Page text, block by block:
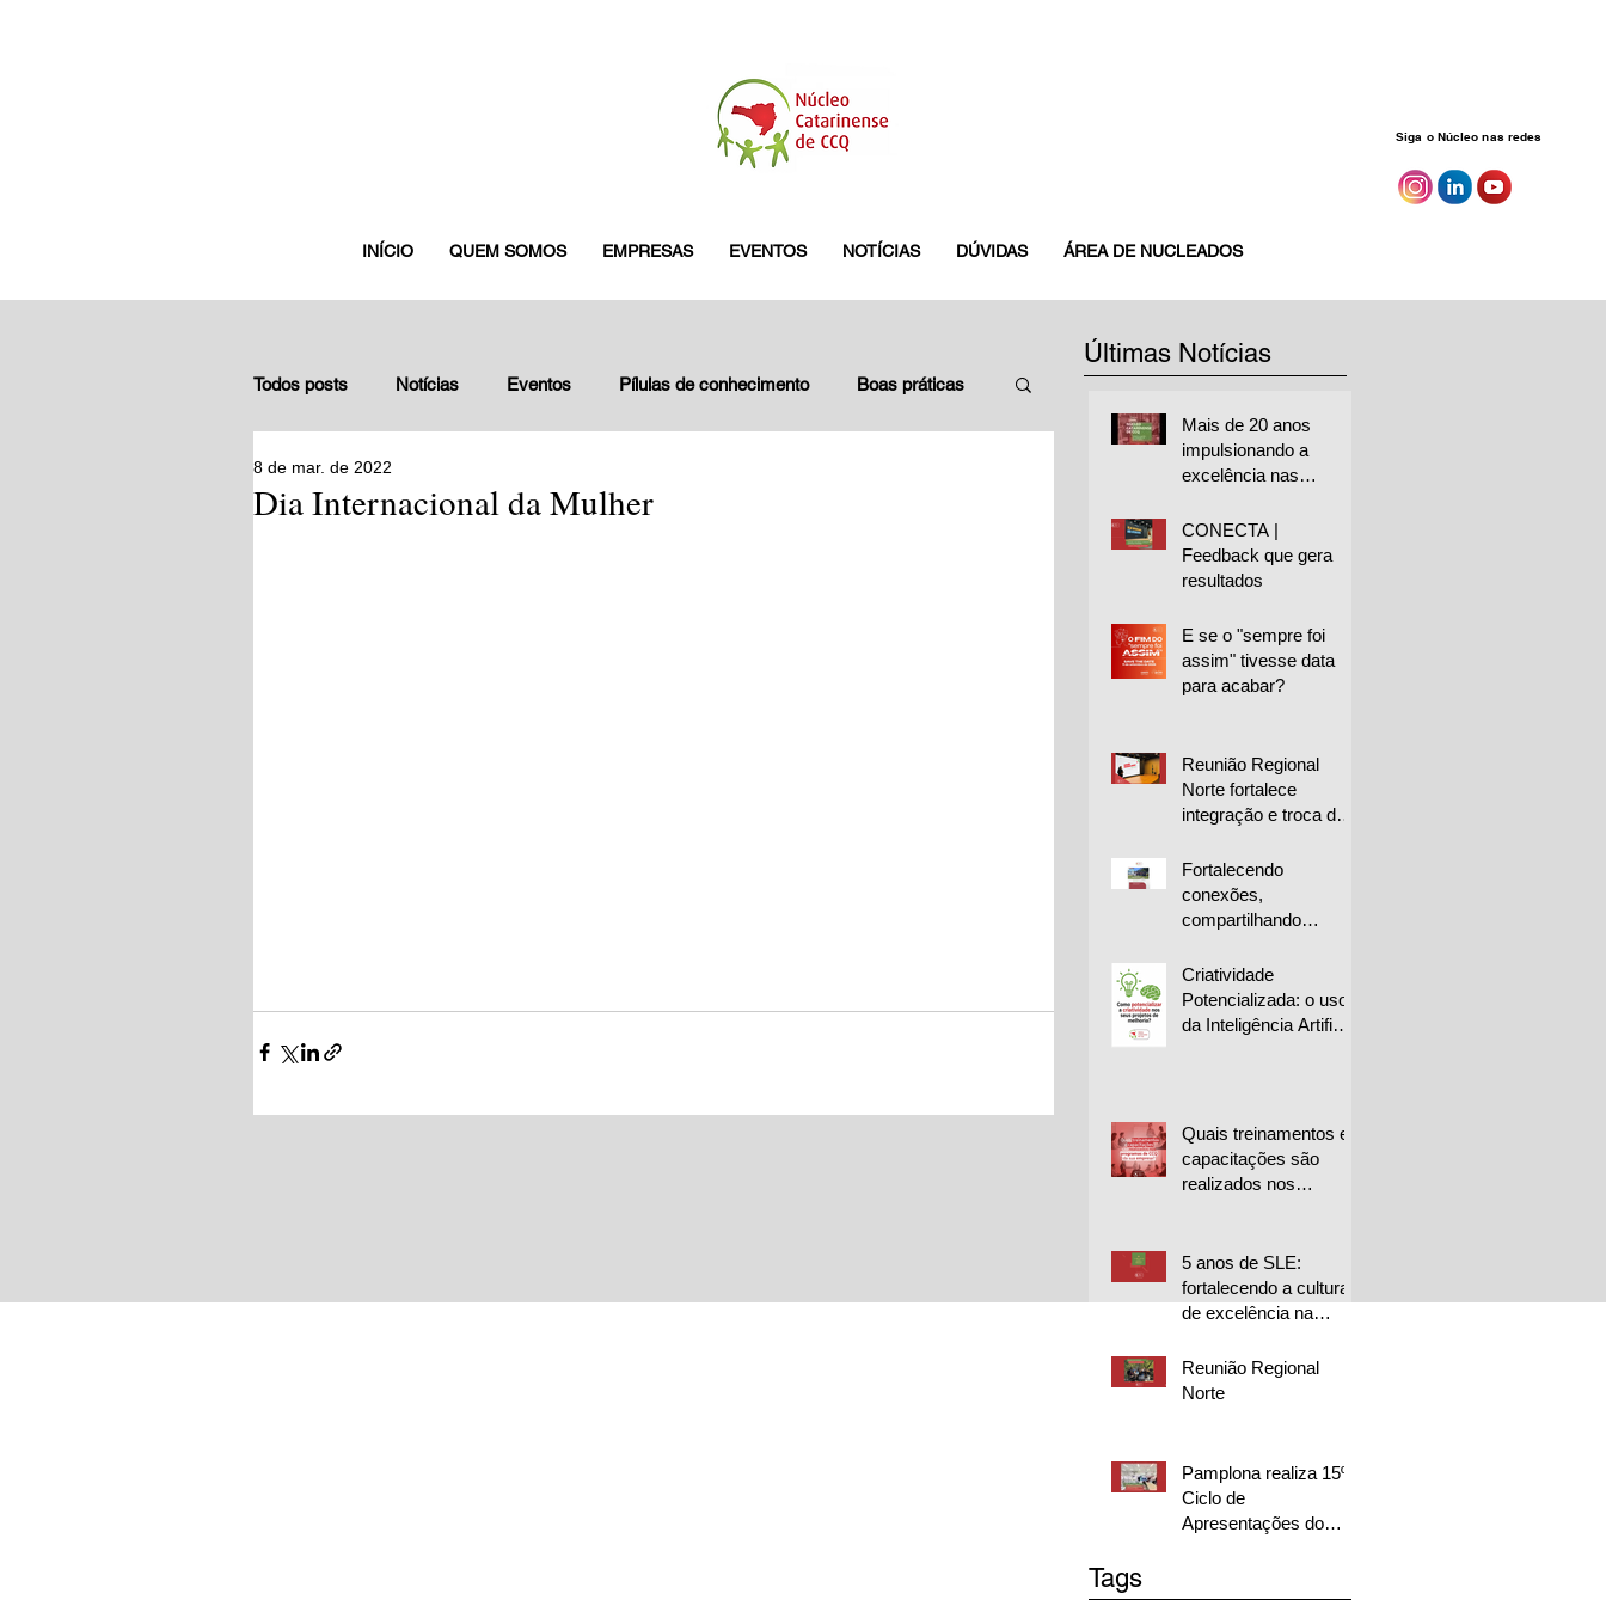
Siga o Núcleo nas redes
INÍCIO QUEM SOMOS EMPRESAS EVENTOS NOTÍCIAS DÚVIDAS ÁREA DE NUCLEADOS
Todos posts Notícias Eventos Pílulas de conhecimento Boas práticas
Depoimentos de gestores nucleados
Dia Internacional da Mulher
8 de mar. de 2022
Últimas Notícias
Mais de 20 anos
impulsionando a
excelência nas
CONECTA |
Feedback que gera
resultados
E se o "sempre foi
assim" tivesse data
para acabar?
Reunião Regional
Norte fortalece
integração e troca de
empresas
Fortalecendo
conexões,
compartilhando
impulsionando a
melhoria contínua
Criatividade
Potencializada: o uso
da Inteligência Artificial
Quais treinamentos e
capacitações são
realizados nos
5 anos de SLE:
fortalecendo a cultura
de excelência na
Reunião Regional
Norte
Pamplona realiza 15º
Ciclo de
Apresentações do
excelência dos
Tags